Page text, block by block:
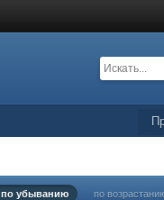
по убыванию по